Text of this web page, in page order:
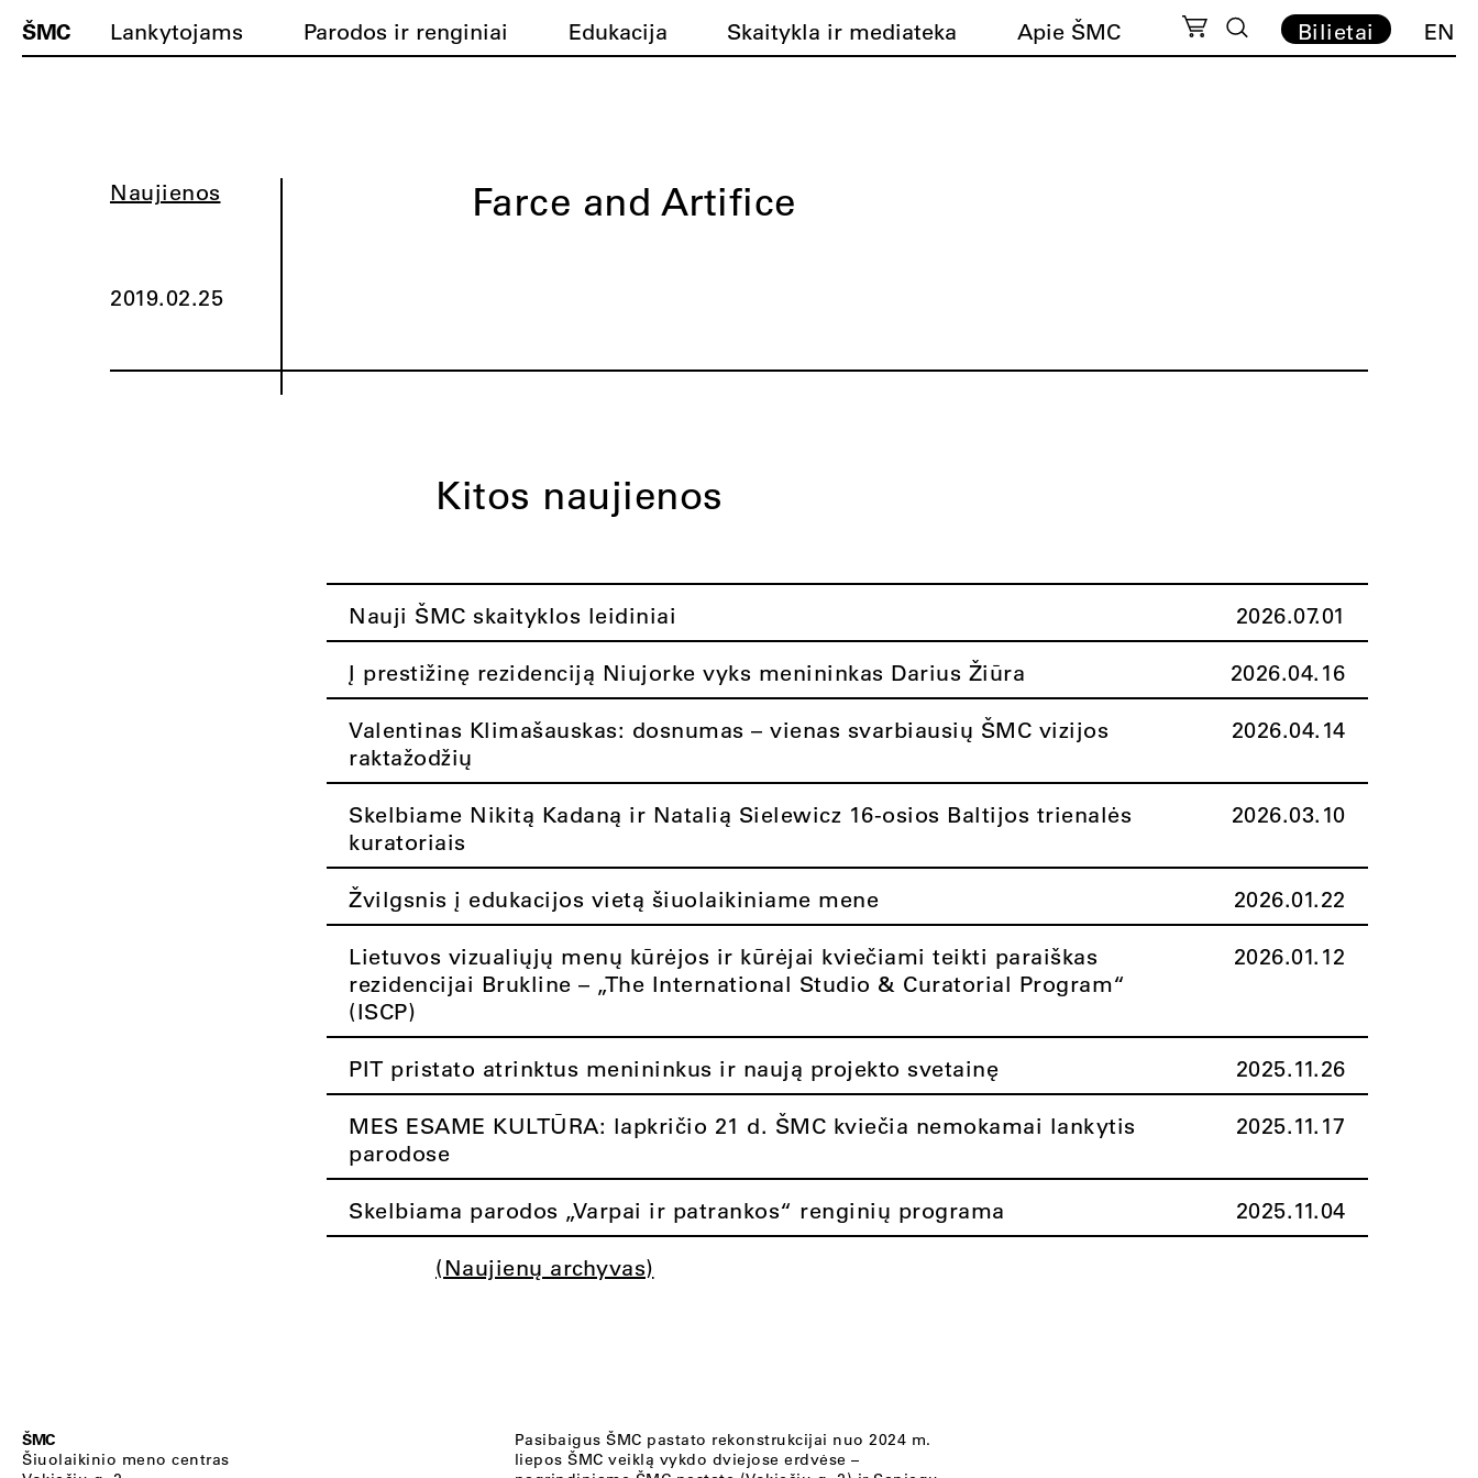
ŠMC Lankytojams Parodos ir renginiai Edukacija Skaitykla ir mediateka Apie ŠMC Bilietai EN
Naujienos
2019.02.25
Farce and Artifice
Kitos naujienos
Nauji ŠMC skaityklos leidiniai 2026.07.01
Į prestižinę rezidenciją Niujorke vyks menininkas Darius Žiūra 2026.04.16
Valentinas Klimašauskas: dosnumas – vienas svarbiausių ŠMC vizijos
raktažodžių
2026.04.14
Skelbiame Nikitą Kadaną ir Natalią Sielewicz 16-osios Baltijos trienalės
kuratoriais
2026.03.10
Žvilgsnis į edukacijos vietą šiuolaikiniame mene 2026.01.22
Lietuvos vizualiųjų menų kūrėjos ir kūrėjai kviečiami teikti paraiškas
rezidencijai Brukline – „The International Studio & Curatorial Program“
(ISCP)
2026.01.12
PIT pristato atrinktus menininkus ir naują projekto svetainę 2025.11.26
MES ESAME KULTŪRA: lapkričio 21 d. ŠMC kviečia nemokamai lankytis
parodose
2025.11.17
Skelbiama parodos „Varpai ir patrankos“ renginių programa 2025.11.04
(Naujienų archyvas)
ŠMC
Šiuolaikinio meno centras
Pasibaigus ŠMC pastato rekonstrukcijai nuo 2024 m.
liepos ŠMC veiklą vykdo dviejose erdvėse –